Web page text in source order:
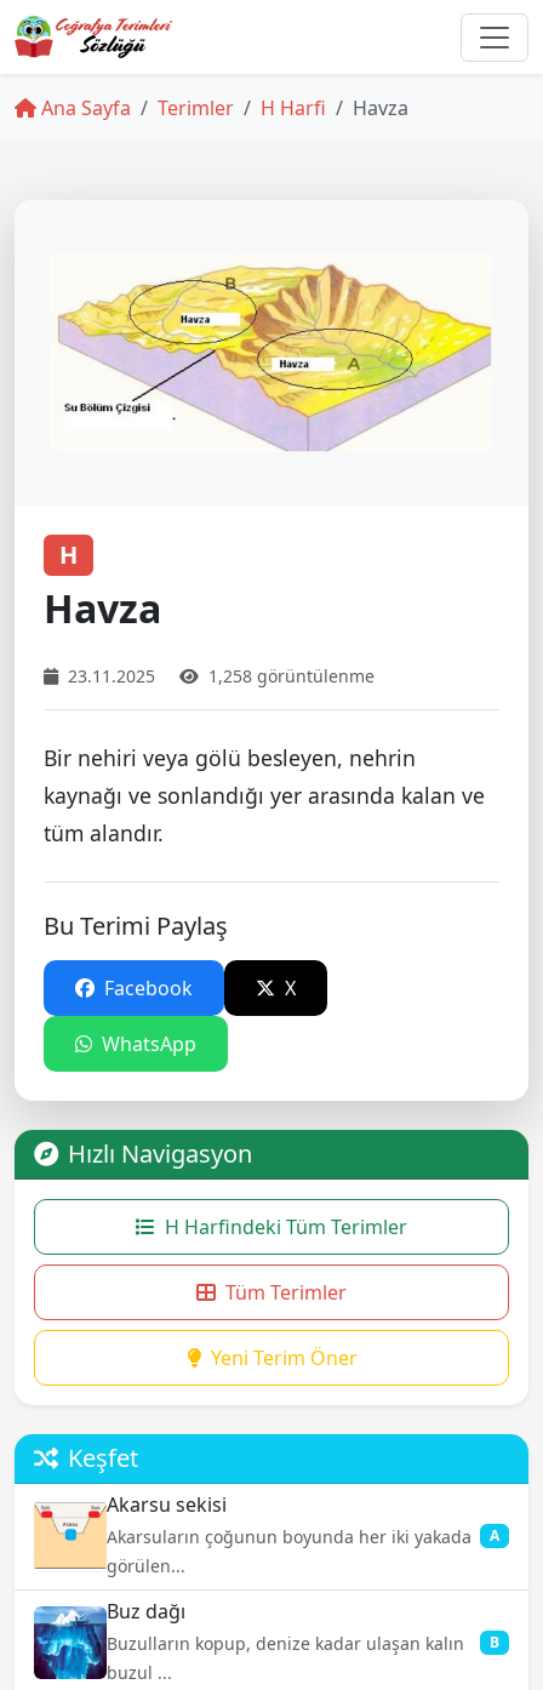
Ana Sayfa Terimler H Harfi Havza
H
Havza
23.11.2025 1,258 görüntülenme
Bir nehiri veya gölü besleyen, nehrin
kaynağı ve sonlandığı yer arasında kalan ve
tüm alandır.
Bu Terimi Paylaş
Facebook X
WhatsApp
Hızlı Navigasyon
H Harfindeki Tüm Terimler
Tüm Terimler
Yeni Terim Öner
Keşfet
Akarsu sekisi
Akarsuların çoğunun boyunda her iki yakada
görülen...
A
Buz dağı
Buzulların kopup, denize kadar ulaşan kalın
buzul ...
B